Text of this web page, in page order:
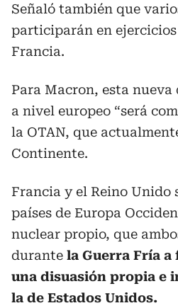
Señaló también que
participarán en
Francia.
Para Macron, esta nueva
a nivel europeo “será
la OTAN, que
Continente.
Francia y el Reino Unido
países de Europa
nuclear propio, que
durante la Guerra Fría
una disuasión propia e
la de Estados Unidos.